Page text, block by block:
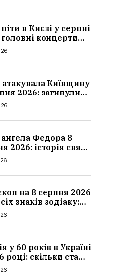
в Києві у серпні
головні концерти
дати, артисти та
атакувала Київщину
2026: загинули
серед них
Федора 8
2026: історія свята,
імені,
на 8 серпня 2026
знаків зодіаку:
гроші та справи
у 60 років в Україні
році: скільки стажу
умови, кому